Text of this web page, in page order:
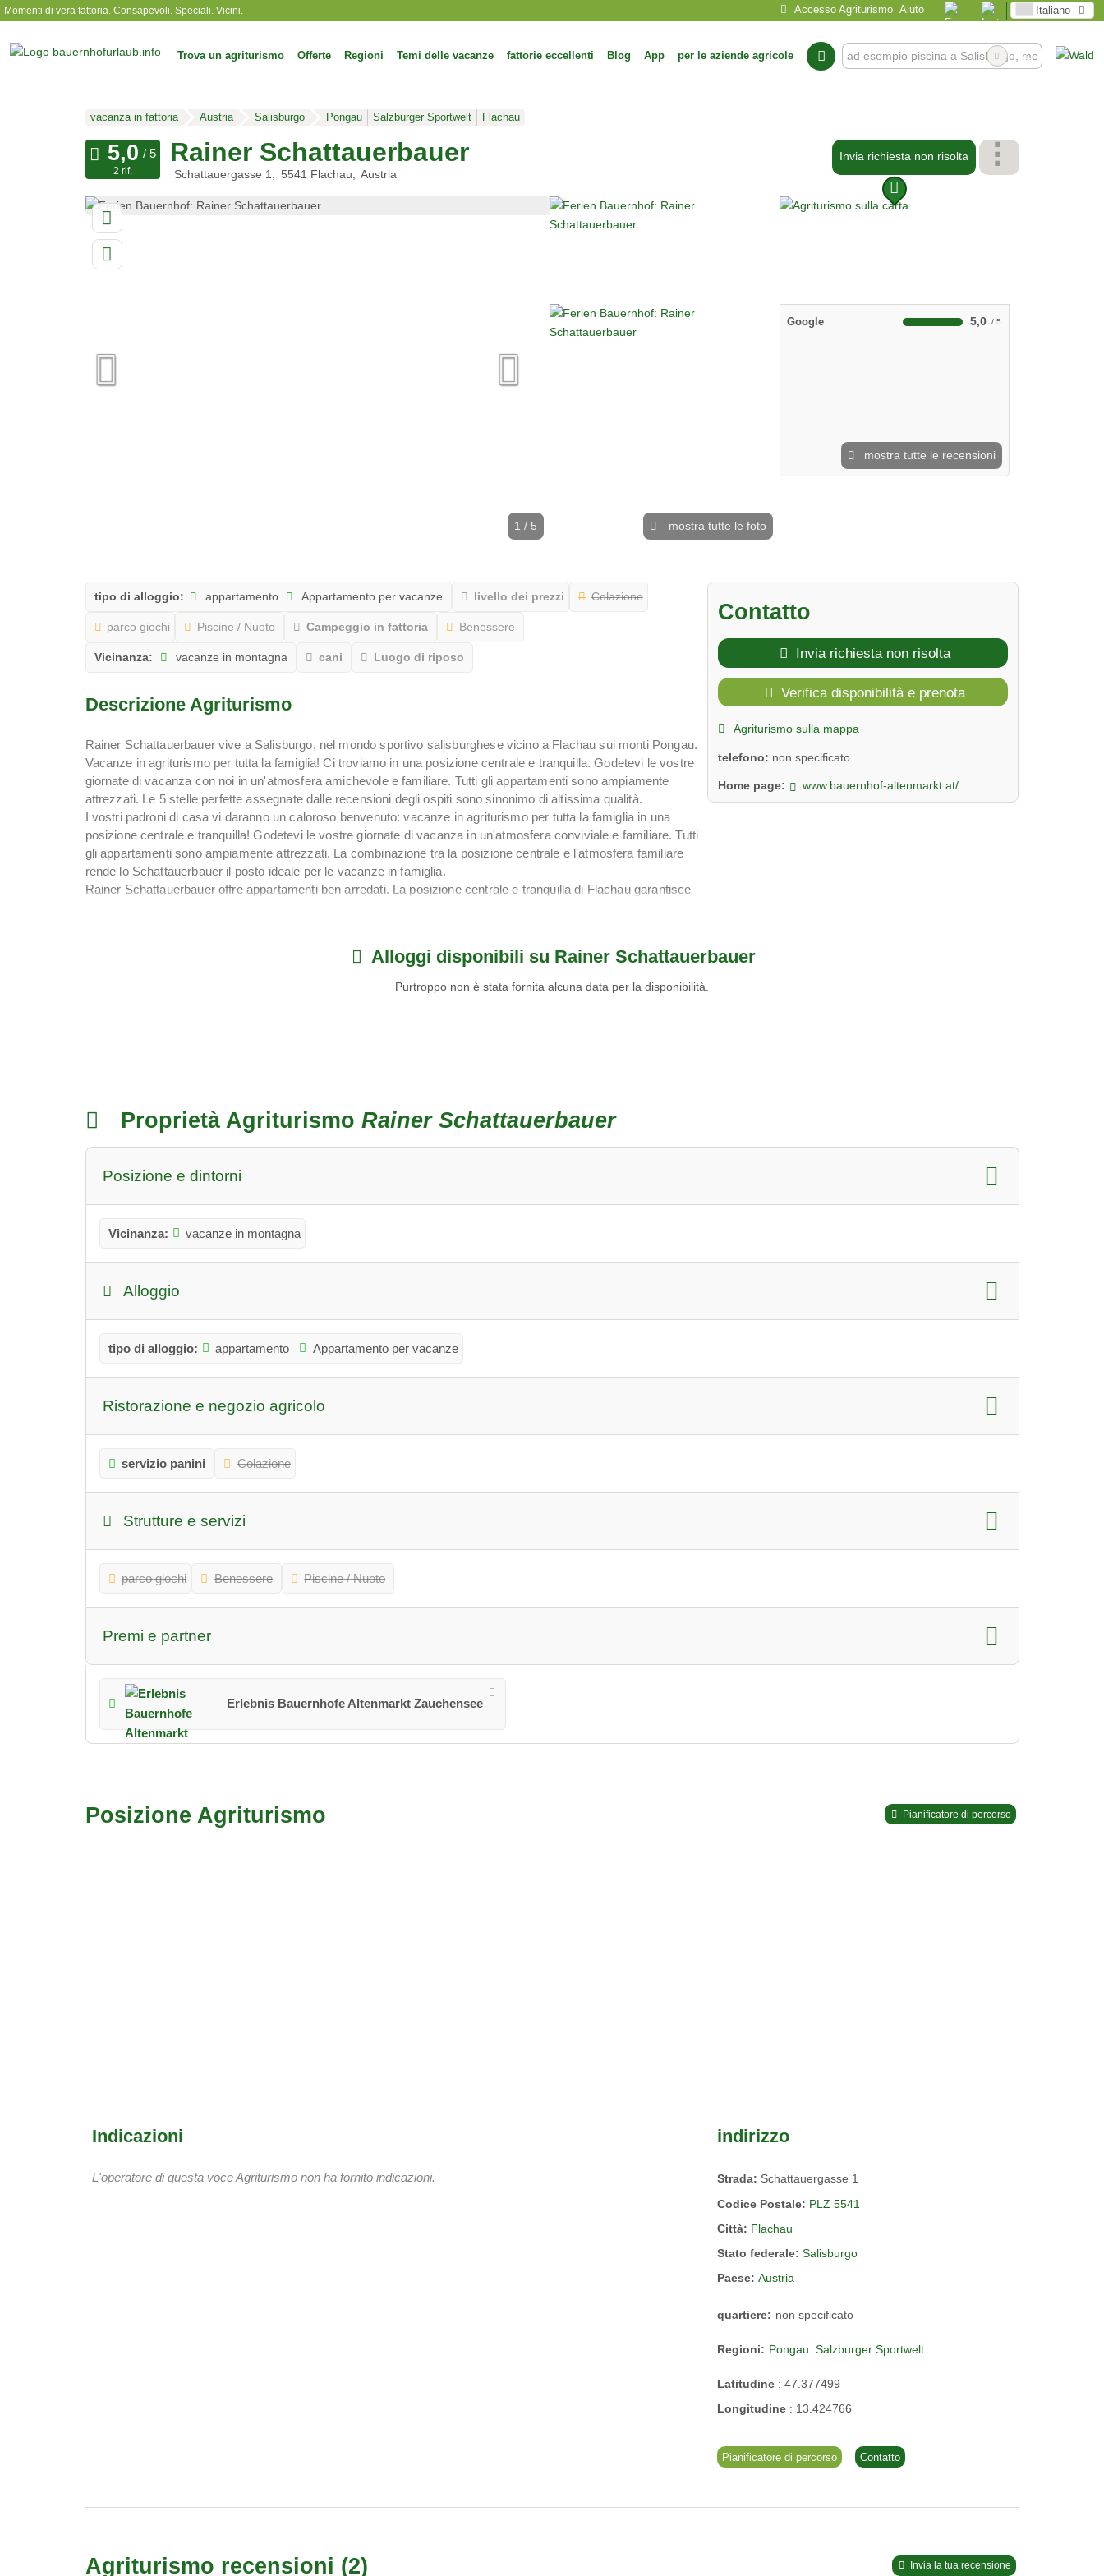
Momenti di vera fattoria. Consapevoli. Speciali. Vicini. Accesso Agriturismo Aiuto Italiano
Trova un agriturismo Offerte Regioni Temi delle vacanze fattorie eccellenti Blog App per le aziende agricole
vacanza in fattoria Austria Salisburgo Pongau Salzburger Sportwelt Flachau
Rainer Schattauerbauer
Schattauergasse 1 5541 Flachau Austria
Invia richiesta non risolta
2 rif.
1 / 5 mostra tutte le foto
Google 5,0
mostra tutte le recensioni
tipo di alloggio: appartamento Appartamento per vacanze livello dei prezzi Colazione
parco giochi Piscine / Nuoto Campeggio in fattoria Benessere
Vicinanza: vacanze in montagna cani Luogo di riposo
Descrizione Agriturismo
Rainer Schattauerbauer vive a Salisburgo, nel mondo sportivo salisburghese vicino a Flachau sui monti Pongau.
Vacanze in agriturismo per tutta la famiglia! Ci troviamo in una posizione centrale e tranquilla. Godetevi le vostre
giornate di vacanza con noi in un'atmosfera amichevole e familiare. Tutti gli appartamenti sono ampiamente
attrezzati. Le 5 stelle perfette assegnate dalle recensioni degli ospiti sono sinonimo di altissima qualità.
I vostri padroni di casa vi daranno un caloroso benvenuto: vacanze in agriturismo per tutta la famiglia in una
posizione centrale e tranquilla! Godetevi le vostre giornate di vacanza in un'atmosfera conviviale e familiare. Tutti
gli appartamenti sono ampiamente attrezzati. La combinazione tra la posizione centrale e l'atmosfera familiare
rende lo Schattauerbauer il posto ideale per le vacanze in famiglia.
Rainer Schattauerbauer offre appartamenti ben arredati. La posizione centrale e tranquilla di Flachau garantisce
Rainer Schattauerbauer a Flachau: fattoria a 5 stelle per tutta la famiglia in un'atmosfera conviviale.
Contatto
Invia richiesta non risolta
Verifica disponibilità e prenota
Agriturismo sulla mappa
telefono: non specificato
Home page: www.bauernhof-altenmarkt.at/
Alloggi disponibili su Rainer Schattauerbauer
Purtroppo non è stata fornita alcuna data per la disponibilità.
Proprietà AgriturismoRainer Schattauerbauer
Posizione e dintorni
Vicinanza: vacanze in montagna
Alloggio
tipo di alloggio: appartamento Appartamento per vacanze
Ristorazione e negozio agricolo
servizio panini Colazione
Strutture e servizi
parco giochi Benessere Piscine / Nuoto
Premi e partner
Erlebnis Bauernhofe Altenmarkt Zauchensee
Posizione Agriturismo Pianificatore di percorso
Indicazioni
L'operatore di questa voce Agriturismo non ha fornito indicazioni.
indirizzo
Strada: Schattauergasse 1
Codice Postale: PLZ 5541
Città: Flachau
Stato federale:Salisburgo
Paese:Austria
quartiere: non specificato
Regioni: Pongau Salzburger Sportwelt
Latitudine :47.377499
Longitudine : 13.424766
Pianificatore di percorso Contatto
Agriturismo recensioni 2 Invia la tua recensione